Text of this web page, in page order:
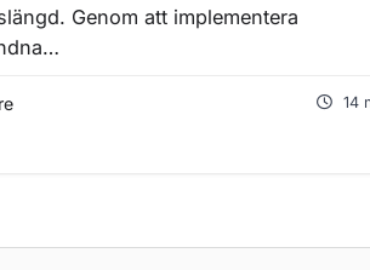
Genom att implementera
14